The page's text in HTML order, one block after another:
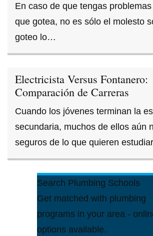
Search Plumbing Schools
Get matched with plumbing
programs in your area -
options available.
En caso de que tengas
que gotea, no es sólo el molesto
goteo lo…
Electricista Versus Fontanero:
Comparación de Carreras
Cuando los jóvenes terminan la
secundaria, muchos de ellos aún
seguros de lo que quieren